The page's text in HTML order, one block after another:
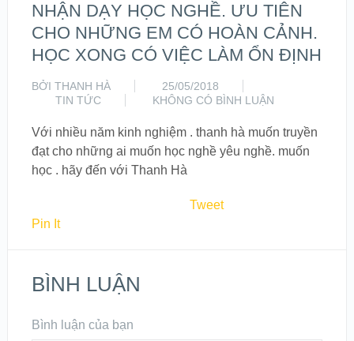
NHẬN DẠY HỌC NGHỀ. ƯU TIÊN
CHO NHỮNG EM CÓ HOÀN CẢNH.
HỌC XONG CÓ VIỆC LÀM ỔN ĐỊNH
BỞI THANH HÀ
25/05/2018
TIN TỨC
KHÔNG CÓ BÌNH LUẬN
Với nhiều năm kinh nghiệm . thanh hà muốn truyền
đạt cho những ai muốn học nghề yêu nghề. muốn
học . hãy đến với Thanh Hà
Tweet
Pin It
BÌNH LUẬN
Bình luận của bạn